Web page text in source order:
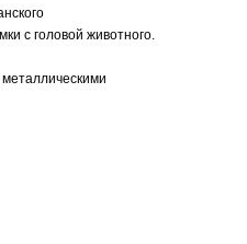
с головой животного.